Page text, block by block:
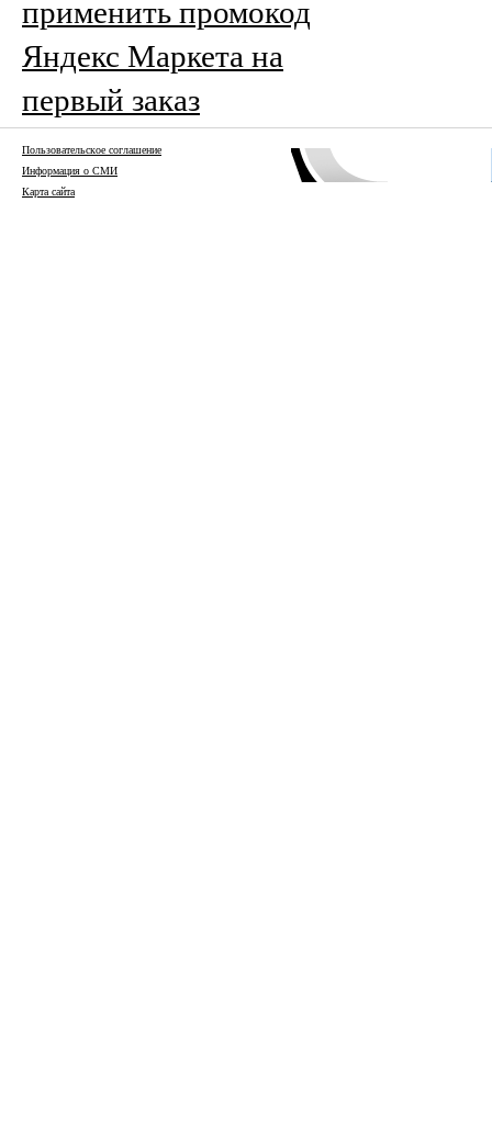
применить промокод
Яндекс Маркета на
первый заказ
Пользовательское соглашение
Информация о СМИ
Карта сайта